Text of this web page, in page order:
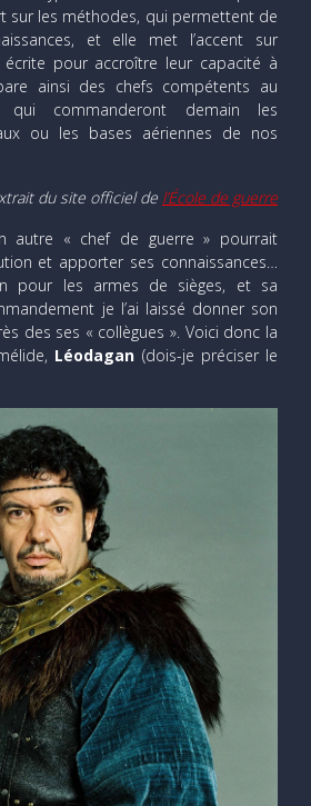
sur les méthodes, qui permettent de
et elle met l’accent sur
écrite pour accroître leur capacité à
ainsi des chefs compétents au
qui commanderont demain les
ou les bases aériennes de nos
du site officiel de l’École de guerre
autre « chef de guerre » pourrait
et apporter ses connaissances…
pour les armes de sièges, et sa
je l’ai laissé donner son
des ses « collègues ». Voici donc la
Léodagan (dois-je préciser le